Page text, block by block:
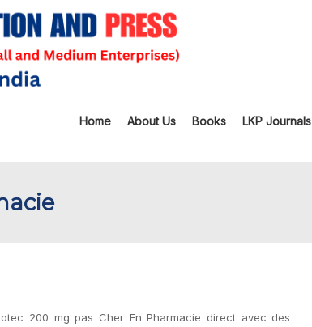
Home About Us Books LKP Journals
200 mg pas Cher En Pharmacie direct avec des